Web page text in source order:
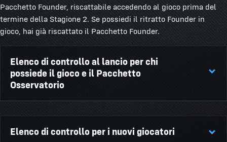
Pacchetto Founder, riscattabile accedendo al gioco prima del
termine della Stagione 2. Se possiedi il ritratto Founder in
gioco, hai già riscattato il Pacchetto Founder.
Elenco di controllo al lancio per chi
possiede il gioco e il Pacchetto
Osservatorio
cellulare- Tutti i giocatori devono associare un
Elenco di controllo per i nuovi giocatori